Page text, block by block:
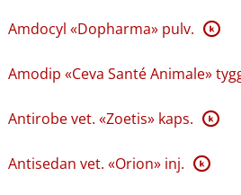
Amdocyl «Dopharma» pulv. K
Amodip «Ceva Santé Animale»
Antirobe vet. «Zoetis» kaps. K
Antisedan vet. «Orion» inj. K